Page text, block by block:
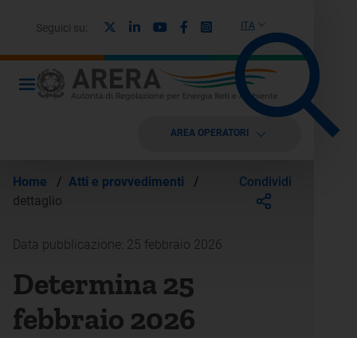
ITA
Seguici su: LinkedinYoutubeFacebook
Instagram
AREA OPERATORI
Home / Atti e provvedimenti
/
dettaglio
Condividi
Data pubblicazione: 25 febbraio 2026
Determina 25
febbraio 2026